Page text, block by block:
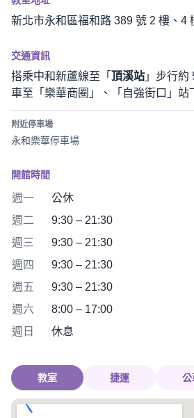
新北市永和區福和路 389 號 2 樓、4
交通資訊
搭乘中和新蘆線至「 頂溪站 」步行約
車至「樂華商圈」、「自強街口」站
附近停車場
永和樂華停車場
開館時間
週一
公休
週二
9:30 – 21:30
週三
9:30 – 21:30
週四
9:30 – 21:30
週五
9:30 – 21:30
週六
8:00 – 17:00
週日
休息
教室 捷運 公